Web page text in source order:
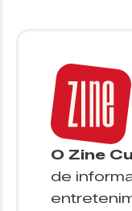
O Zine
de